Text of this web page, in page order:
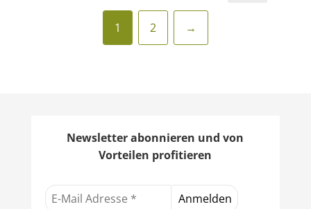
1 2 →
Newsletter abonnieren und von
Vorteilen profitieren